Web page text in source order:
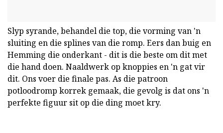
Slyp syrande, behandel die top, die vorming van 'n
sluiting en die splines van die romp. Eers dan buig en
Hemming die onderkant - dit is die beste om dit met
die hand doen. Naaldwerk op knoppies en 'n gat vir
dit. Ons voer die finale pas. As die patroon
potloodromp korrek gemaak, die gevolg is dat ons 'n
perfekte figuur sit op die ding moet kry.